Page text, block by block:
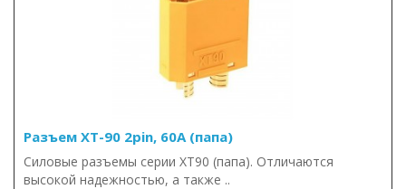
Разъем XT-90 2pin, 60А (папа)
Силовые разъемы серии XT90 (папа). Отличаются
высокой надежностью, а также ..